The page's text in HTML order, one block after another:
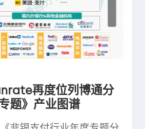
再度位列博通分
题》产业图谱